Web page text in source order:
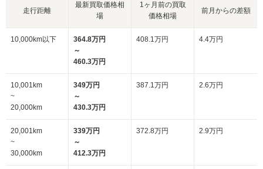
走行距離
最新買取価格相
場
1ヶ月前の買取
価格相場
前月からの差額
10,000km以下
364.8万円
～
460.3万円
408.1万円 4.4万円
10,001km
~
20,000km
349万円
～
430.3万円
387.1万円 2.6万円
20,001km
~
30,000km
339万円
～
412.3万円
372.8万円 2.9万円